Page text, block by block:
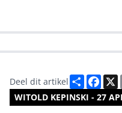
WITOLD KEPINSKI - 27
Deel dit artikel Deel